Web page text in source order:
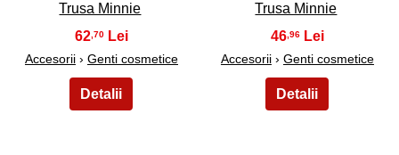
Trusa Minnie
62 ,70
Accesorii› Genti cosmetice
Trusa Minnie
46,96
Accesorii› Genti cosmetice